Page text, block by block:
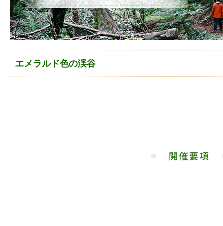
エメラルド色の渓谷